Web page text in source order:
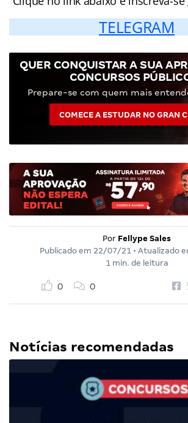
TELEGRAM
QUER CONQUISTAR A SUA
CONCURSOS
Prepare-se com quem mais
COMECE A ESTUDAR NO GRAN
Por Fellype Sales
Publicado em 22/07/21 • Atualizado
1 min. de leitura
0 0
Notícias recomendadas